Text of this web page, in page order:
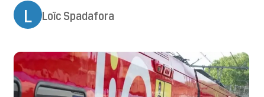
littoral et les basses plaines du
Languedoc. En cours de journée, le soleil
nuageux
L Loïc Spadafora